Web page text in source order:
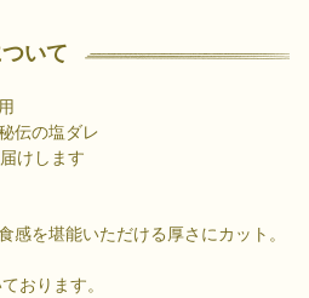
いて
伝の塩ダレ
けします
感を堪能いただける厚さにカット。
おります。